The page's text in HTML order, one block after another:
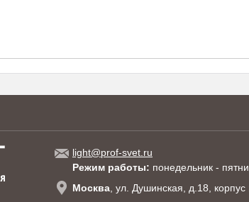
light@prof-svet.ru
Режим работы: понедельник -
Москва , ул. Душинская, д.18, корпус